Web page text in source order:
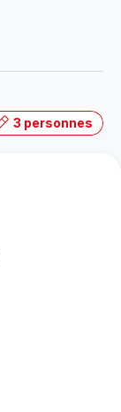
3 personnes